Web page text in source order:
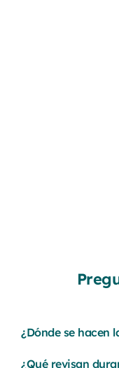
¿Dónde se hacen
¿Qué revisan